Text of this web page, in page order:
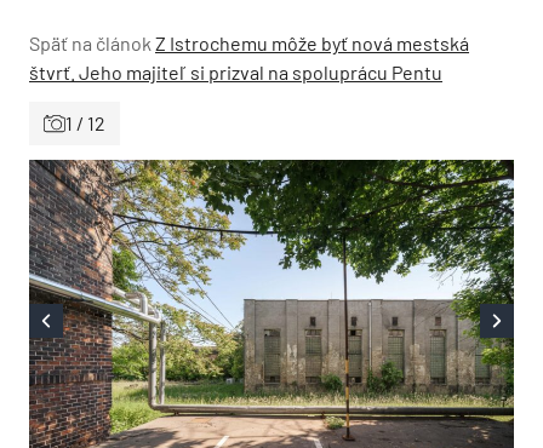
Späť na článok Z Istrochemu môže byť nová mestská
štvrť. Jeho majiteľ si prizval na spoluprácu Pentu
1 / 12